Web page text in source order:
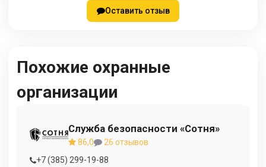
Оставить отзыв
Похожие охранные
организации
Служба безопасности «Сотня»
86,0
26 отзывов
+7 (385) 299-19-88